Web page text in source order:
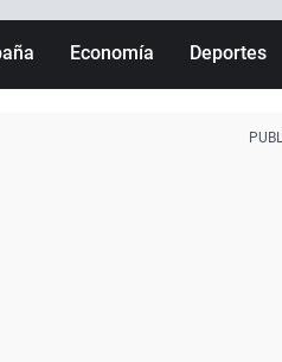
Economía Deportes